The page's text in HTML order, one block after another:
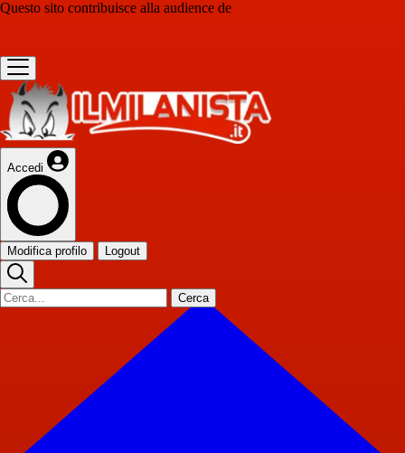
Questo sito contribuisce alla audience de
Accedi
Modifica profilo Logout
Cerca